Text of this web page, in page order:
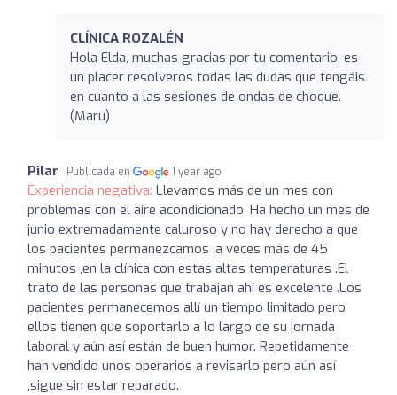
CLÍNICA ROZALÉN
Hola Elda, muchas gracias por tu comentario, es
un placer resolveros todas las dudas que tengáis
en cuanto a las sesiones de ondas de choque.
(Maru)
Pilar Publicada en 1 year ago
Experiencia negativa: Llevamos más de un mes con
problemas con el aire acondicionado. Ha hecho un mes de
junio extremadamente caluroso y no hay derecho a que
los pacientes permanezcamos ,a veces más de 45
minutos ,en la clínica con estas altas temperaturas .El
trato de las personas que trabajan ahí es excelente .Los
pacientes permanecemos allí un tiempo limitado pero
ellos tienen que soportarlo a lo largo de su jornada
laboral y aún así están de buen humor. Repetidamente
han vendido unos operarios a revisarlo pero aún así
,sigue sin estar reparado.